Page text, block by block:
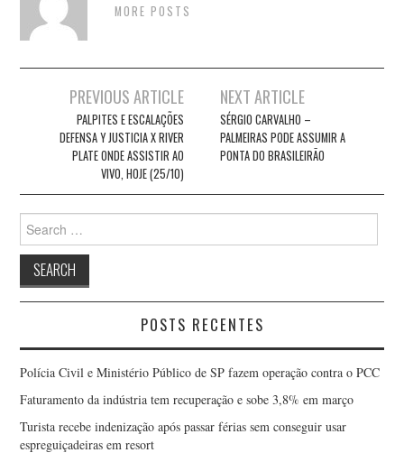
MORE POSTS
navigation
PREVIOUS ARTICLE
PALPITES E ESCALAÇÕES
DEFENSA Y JUSTICIA X RIVER
PLATE ONDE ASSISTIR AO
VIVO, HOJE (25/10)
NEXT ARTICLE
SÉRGIO CARVALHO –
PALMEIRAS PODE ASSUMIR A
PONTA DO BRASILEIRÃO
Search
for:
POSTS RECENTES
Polícia Civil e Ministério Público de SP fazem operação contra o PCC
Faturamento da indústria tem recuperação e sobe 3,8% em março
Turista recebe indenização após passar férias sem conseguir usar
espreguiçadeiras em resort